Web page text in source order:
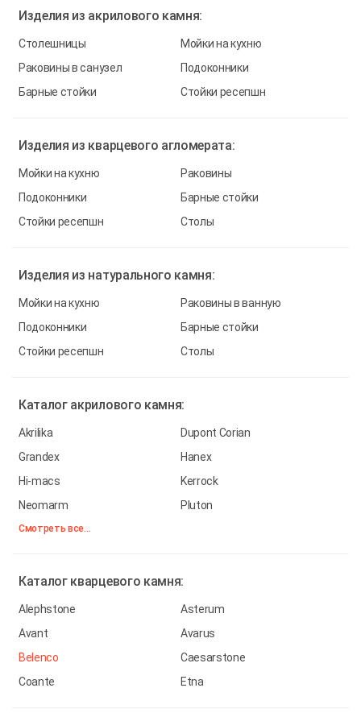
Изделия из акрилового камня:
Столешницы
Мойки на кухню
Раковины в санузел
Подоконники
Барные стойки
Стойки ресепшн
Изделия из кварцевого агломерата:
Мойки на кухню
Раковины
Подоконники
Барные стойки
Стойки ресепшн
Столы
Изделия из натурального камня:
Мойки на кухню
Раковины в ванную
Подоконники
Барные стойки
Стойки ресепшн
Столы
Каталог акрилового камня:
Akrilika
Dupont Corian
Grandex
Hanex
Hi-macs
Kerrock
Neomarm
Pluton
Смотреть все...
Каталог кварцевого камня:
Alephstone
Asterum
Avant
Avarus
Belenco
Caesarstone
Coante
Etna